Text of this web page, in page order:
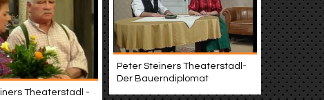
Peter Steiners Theaterstadl-
Der Bauerndiplomat
Theaterstadl -